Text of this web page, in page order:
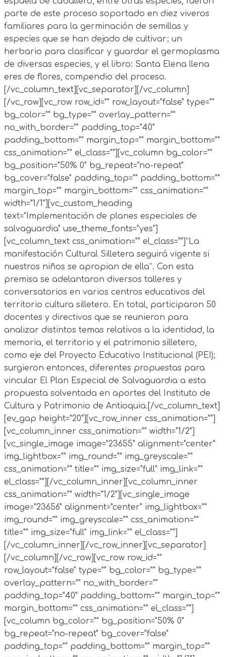
parte de este proceso soportado en diez viveros
familiares para la germinación de semillas y
especies que se han dejado de cultivar; un
herbario para clasificar y guardar el germoplasma
de diversas especies, y el libro: Santa Elena llena
eres de flores, compendio del proceso.
[/vc_column_text][vc_separator][/vc_column]
[/vc_row][vc_row row_id="" row_layout="false" type=""
bg_color="" bg_type="" overlay_pattern=""
no_with_border="" padding_top="40"
padding_bottom="" margin_top="" margin_bottom=""
css_animation="" el_class=""][vc_column bg_color=""
bg_position="50% 0" bg_repeat="no-repeat"
bg_cover="false" padding_top="" padding_bottom=""
margin_top="" margin_bottom="" css_animation=""
width="1/1"][vc_custom_heading
text="Implementación de planes especiales de
salvaguardia" use_theme_fonts="yes"]
[vc_column_text css_animation="" el_class=""]“La
manifestación Cultural Silletera seguirá vigente si
nuestros niños se apropian de ella”. Con esta
premisa se adelantaron diversos talleres y
conversatorios en varios centros educativos del
territorio cultura silletero. En total, participaron 50
docentes y directivos que se reunieron para
analizar distintos temas relativos a la identidad, la
memoria, el territorio y el patrimonio silletero,
como eje del Proyecto Educativo Institucional (PEI);
surgieron entonces, diferentes propuestas para
vincular El Plan Especial de Salvaguardia a esta
propuesta solventada en aportes del Instituto de
Cultura y Patrimonio de Antioquia.[/vc_column_text]
[ev_gap height="20"][vc_row_inner css_animation=""]
[vc_column_inner css_animation="" width="1/2"]
[vc_single_image image="23655" alignment="center"
img_lightbox="" img_round="" img_greyscale=""
css_animation="" title="" img_size="full" img_link=""
el_class=""][/vc_column_inner][vc_column_inner
css_animation="" width="1/2"][vc_single_image
image="23656" alignment="center" img_lightbox=""
img_round="" img_greyscale="" css_animation=""
title="" img_size="full" img_link="" el_class=""]
[/vc_column_inner][/vc_row_inner][vc_separator]
[/vc_column][/vc_row][vc_row row_id=""
row_layout="false" type="" bg_color="" bg_type=""
overlay_pattern="" no_with_border=""
padding_top="40" padding_bottom="" margin_top=""
margin_bottom="" css_animation="" el_class=""]
[vc_column bg_color="" bg_position="50% 0"
bg_repeat="no-repeat" bg_cover="false"
padding_top="" padding_bottom="" margin_top=""